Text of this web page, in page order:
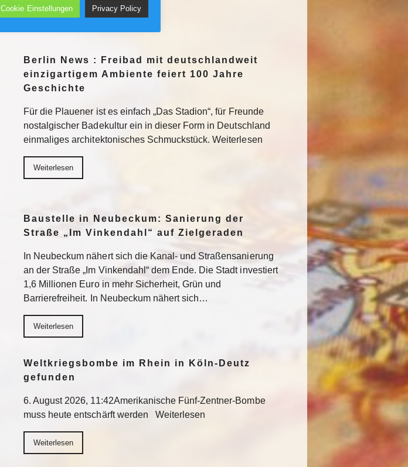
Weiterlesen
Berlin News : Freibad mit deutschlandweit
einzigartigem Ambiente feiert 100 Jahre
Geschichte
Für die Plauener ist es einfach „Das Stadion“, für Freunde
nostalgischer Badekultur ein in dieser Form in Deutschland
einmaliges architektonisches Schmuckstück. Weiterlesen
Weiterlesen
Baustelle in Neubeckum: Sanierung der
Straße „Im Vinkendahl“ auf Zielgeraden
In Neubeckum nähert sich die Kanal- und Straßensanierung
an der Straße „Im Vinkendahl“ dem Ende. Die Stadt investiert
1,6 Millionen Euro in mehr Sicherheit, Grün und
Barrierefreiheit. In Neubeckum nähert sich…
Weiterlesen
Weltkriegsbombe im Rhein in Köln-Deutz
gefunden
6. August 2026, 11:42Amerikanische Fünf-Zentner-Bombe
muss heute entschärft werden Weiterlesen
Weiterlesen
Cookie Einstellungen Privacy Policy